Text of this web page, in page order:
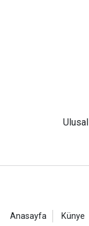
Ulusal
Anasayfa Künye